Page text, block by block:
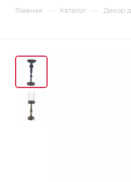
Главная — Каталог — Декор